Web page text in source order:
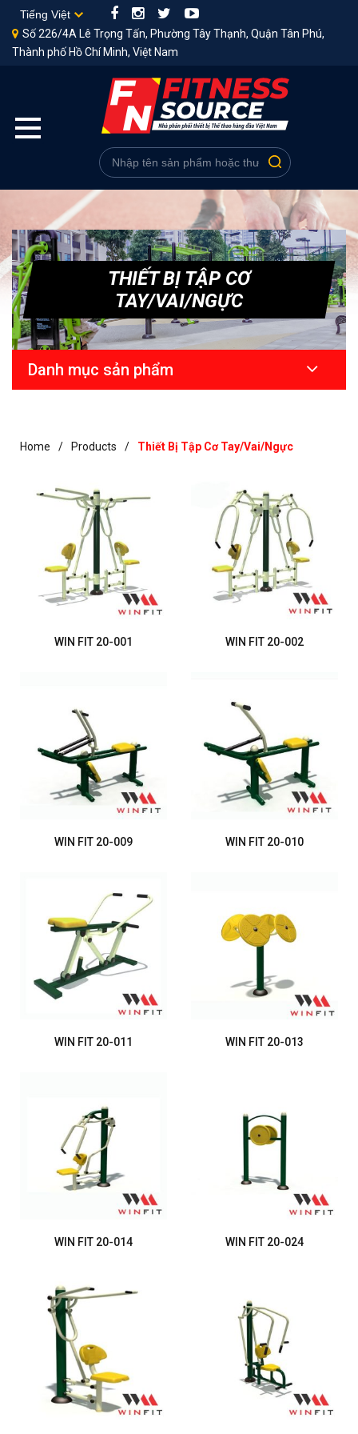
Số 226/4A Lê Trọng Tấn, Phường Tây Thạnh, Quận Tân Phú,
Thành phố Hồ Chí Minh, Việt Nam
THIẾT BỊ TẬP CƠ
TAY/VAI/NGỰC
Danh mục sản phẩm
Home Products Thiết Bị Tập Cơ Tay/vai/ngực
WIN FIT 20-001 WIN FIT 20-002
WIN FIT 20-009 WIN FIT 20-010
WIN FIT 20-011 WIN FIT 20-013
WIN FIT 20-014 WIN FIT 20-024